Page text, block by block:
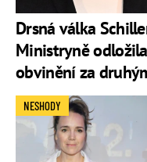
Drsná válka
Ministryně
obvinění za
NESHODY